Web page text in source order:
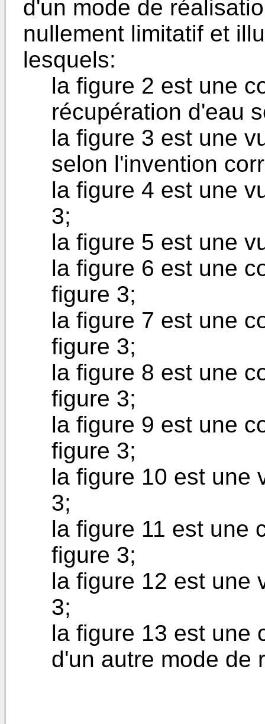
d'un mode de
nullement limitatif et
lesquels:
la figure 2 est une
récupération d'eau
la figure 3 est une
selon l'invention
la figure 4 est une
3;
la figure 5 est une
la figure 6 est une
figure 3;
la figure 7 est une
figure 3;
la figure 8 est une
figure 3;
la figure 9 est une
figure 3;
la figure 10 est une
3;
la figure 11 est une
figure 3;
la figure 12 est une
3;
la figure 13 est une
d'un autre mode de